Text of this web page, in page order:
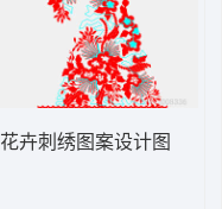
花卉刺绣图案设计图